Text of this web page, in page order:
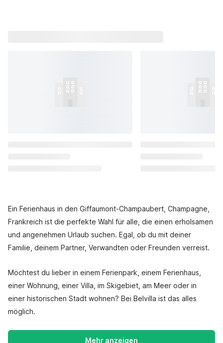
Ein Ferienhaus in den Giffaumont-Champaubert, Champagne,
Frankreich ist die perfekte Wahl für alle, die einen erholsamen
und angenehmen Urlaub suchen. Egal, ob du mit deiner
Familie, deinem Partner, Verwandten oder Freunden verreist.
Möchtest du lieber in einem Ferienpark, einem Ferienhaus,
einer Wohnung, einer Villa, im Skigebiet, am Meer oder in
einer historischen Stadt wohnen? Bei Belvilla ist das alles
möglich.
Mehr anzeigen